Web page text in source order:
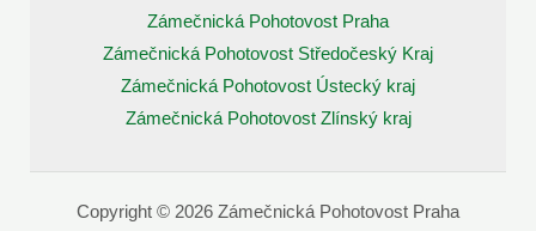
Zámečnická Pohotovost Praha
Zámečnická Pohotovost Středočeský Kraj
Zámečnická Pohotovost Ústecký kraj
Zámečnická Pohotovost Zlínský kraj
Copyright © 2026 Zámečnická Pohotovost Praha